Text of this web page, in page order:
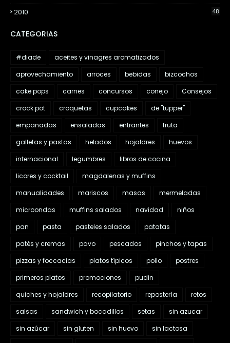
2010 48
CATEGORIAS
#diade
aceites y vinagres aromatizados
aprovechamiento
arroces bebidas
bizcochos
cake pops
carnes concursos conejo
Consejos
crock pot
croquetas cupcakes
de "tupper"
empanadas
ensaladas entrantes
fruta
galletas y pastas
helados hojaldres
huevos
internacional
legumbres
libros de cocina
licores y cocktail
magdalenas y muffins
manualidades
mariscos masas
mermeladas
microondas
muffins salados navidad
niños
pan
pasta pasteles salados
patatas
patés y cremas
pavo pescados
pinchos y tapas
pizzas y foccacias
platos típicos pollo
postres
primeros platos
promociones
pudin
quiches y hojaldres
recopilatorio repostería
retos
salsas
sandwich y bocadillos setas
sin azucar
sin azúcar
sin gluten sin huevo
sin lactosa